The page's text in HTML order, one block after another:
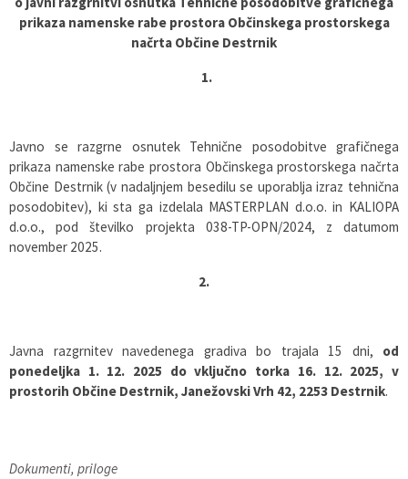
prikaza namenske rabe prostora Občinskega prostorskega
načrta Občine Destrnik
1.
Javno se razgrne osnutek Tehnične posodobitve grafičnega
prikaza namenske rabe prostora Občinskega prostorskega načrta
Občine Destrnik (v nadaljnjem besedilu se uporablja izraz tehnična
posodobitev), ki sta ga izdelala MASTERPLAN d.o.o. in KALIOPA
d.o.o., pod številko projekta 038-TP-OPN/2024, z datumom
november 2025.
2.
Javna razgrnitev navedenega gradiva bo trajala 15 dni, od
ponedeljka 1. 12. 2025 do vključno torka 16. 12. 2025, v
prostorih Občine Destrnik, Janežovski Vrh 42, 2253 Destrnik.
Dokumenti, priloge
Pobratene občine
Katalog informacij javnega značaja
Strategije, programi
Glasilo Občan
Lokalne volitve
Lokalna ponudba